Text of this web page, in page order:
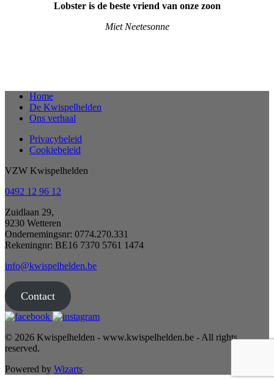
Lobster is de beste vriend van onze zoon
Miet Neetesonne
Home
De Kwispelhelden
Ons verhaal
Privacybeleid
Cookiebeleid
VZW Kwispelhelden
0492 12 96 12
Zuidlaan 29,
9230 Wetteren
Ondernemingsnr: 0774.270.331
Rekeningnr: BE16 7370 5761 1474
info@kwispelhelden.be
Contact
© 2026 Kwispelhelden - www.kwispelhelden.be - All rights
reserved.
Powered by Wizarts